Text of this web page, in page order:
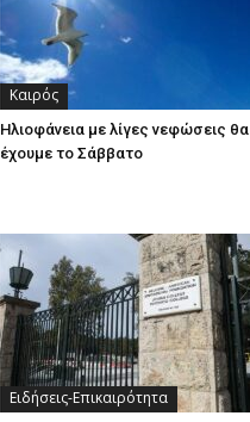
Καιρός
Ηλιοφάνεια με λίγες νεφώσεις θα
έχουμε το Σάββατο
Ειδήσεις-Επικαιρότητα